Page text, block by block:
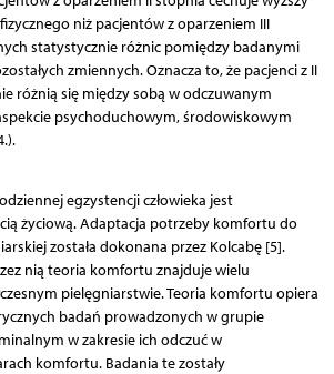
niż pacjentów z oparzeniem III
statystycznie różnic pomiędzy badanymi
zmiennych. Oznacza to, że pacjenci z II
różnią się między sobą w odczuwanym
psychoduchowym, środowiskowym
egzystencji człowieka jest
życiową. Adaptacja potrzeby komfortu do
została dokonana przez Kolcabę [5].
nią teoria komfortu znajduje wielu
pielęgniarstwie. Teoria komfortu opiera
badań prowadzonych w grupie
w zakresie ich odczuć w
komfortu. Badania te zostały